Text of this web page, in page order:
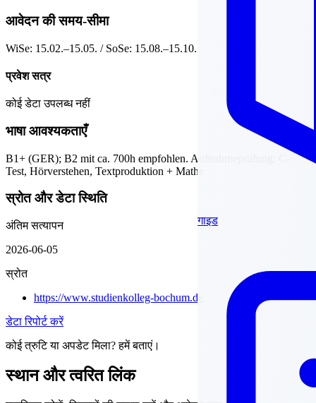
गाइड
आवेदन की समय-सीमा
WiSe: 15.02.–15.05. / SoSe: 15.08.–15.10.
प्रवेश सत्र
कोई डेटा उपलब्ध नहीं
भाषा आवश्यकताएँ
B1+ (GER); B2 mit ca. 700h empfohlen. Aufnahmeprüfung: C-
Test, Hörverstehen, Textproduktion + Mathe
स्रोत और डेटा स्थिति
अंतिम सत्यापन
2026-06-05
स्रोत
https://www.studienkolleg-bochum.de
डेटा रिपोर्ट करें
कोई त्रुटि या अपडेट मिला? हमें बताएं।
स्थान और त्वरित लिंक